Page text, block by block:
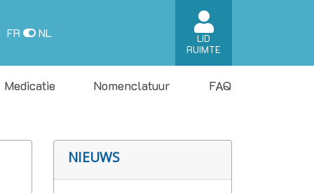
FR NL
LID
RUIMTE
Medicatie Nomenclatuur FAQ
NIEUWS